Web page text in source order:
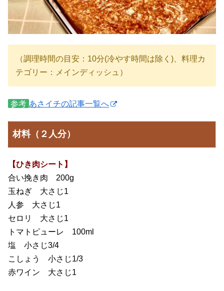
（調理時間の目安：10分(冷やす時間は除く)、料理カ
テゴリー：メインディッシュ）
参考 あさイチの記事一覧へ
材料（２人分）
【ひき肉シート】
合い挽き肉 200g
玉ねぎ 大さじ1
人参 大さじ1
セロリ 大さじ1
トマトピューレ 100ml
塩 小さじ3/4
こしょう 小さじ1/3
赤ワイン 大さじ1